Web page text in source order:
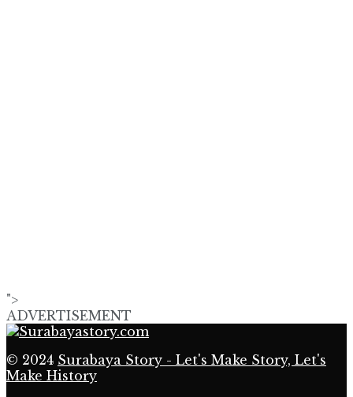
">
ADVERTISEMENT
© 2024 Surabaya Story - Let's Make Story, Let's
Make History